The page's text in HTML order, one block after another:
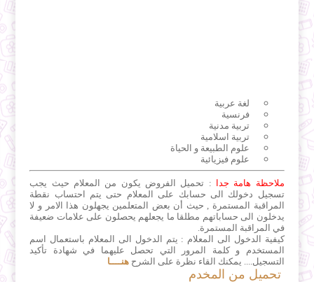
لغة عربية
فرنسية
تربية مدنية
تربية اسلامية
علوم الطبيعة و الحياة
علوم فيزيائية
ملاحظة هامة جدا : تحميل الفروض يكون من المعلام حيث يجب
تسجيل دخولك الى حسابك على المعلام حتى يتم احتساب نقطة
المراقبة المستمرة , حيث أن بعض المتعلمين يجهلون هذا الامر و لا
يدخلون الى حساباتهم مطلقا ما يجعلهم يحصلون على علامات ضعيفة
في المراقبة المستمرة.
كيفية الدخول الى المعلام : يتم الدخول الى المعلام باستعمال اسم
المستخدم و كلمة المرور التي تحصل عليهما في شهادة تأكيد
التسجيل.... يمكنك القاء نظرة على الشرحهنــــا
تحميل من المخدم